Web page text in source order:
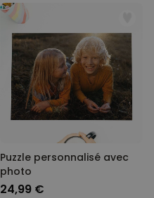
Puzzle personnalisé avec
photo
24,99 €